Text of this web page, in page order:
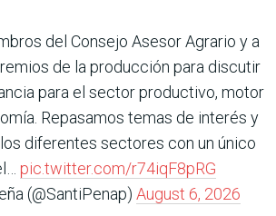
del Consejo Asesor Agrario y a
de la producción para discutir
para el sector productivo, motor
Repasamos temas de interés y
diferentes sectores con un único
pic.twitter.com/r74iqF8pRG
(@SantiPenap) August 6, 2026